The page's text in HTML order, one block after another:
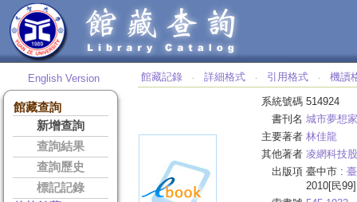
English Version
館藏查詢
新增查詢
查詢結果
查詢歷史
標記記錄
館藏記錄 ‧ 詳細格式 ‧ 引用格式 ‧ 機讀
系統號碼 514924
書刊名 城市夢想家
主要著者 林佳龍
其他著者 凌網科技
出版項 臺中市 :
2010[民99]